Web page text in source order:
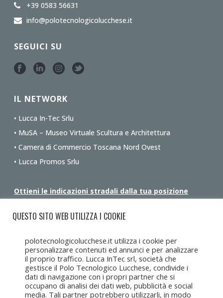
+39 0583 56631
info@polotecnologicolucchese.it
SEGUICI SU
IL NETWORK
• Lucca In-Tec Srlu
• MuSA – Museo Virtuale Scultura e Architettura
• Camera di Commercio Toscana Nord Ovest
• Lucca Promos Srlu
Ottieni le indicazioni stradali dalla tua posizione
QUESTO SITO WEB UTILIZZA I COOKIE
polotecnologicolucchese.it utilizza i cookie per
personalizzare contenuti ed annunci e per analizzare
il proprio traffico. Lucca InTec srl, società che
gestisce il Polo Tecnologico Lucchese, condivide i
dati di navigazione con i propri partner che si
occupano di analisi dei dati web, pubblicità e social
media. Tali partner potrebbero utilizzarli, in modo